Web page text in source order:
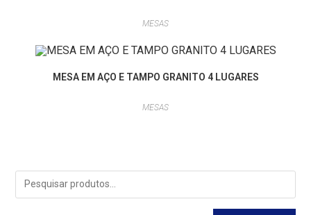
MESAS
MESA EM AÇO E TAMPO GRANITO 4 LUGARES
MESAS